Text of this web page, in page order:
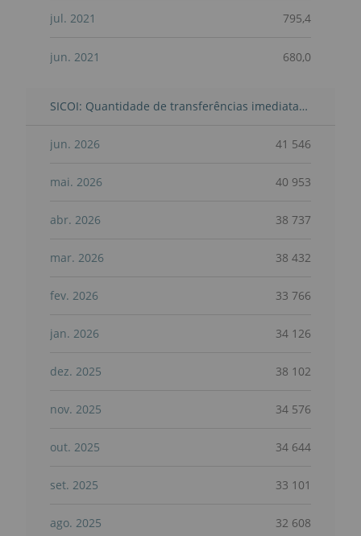
jul. 2021 795,4
jun. 2021 680,0
SICOI: Quantidade de transferências imediatas SEPA processadas-Mensal
jun. 2026 41 546
mai. 2026 40 953
abr. 2026 38 737
mar. 2026 38 432
fev. 2026 33 766
jan. 2026 34 126
dez. 2025 38 102
nov. 2025 34 576
out. 2025 34 644
set. 2025 33 101
ago. 2025 32 608